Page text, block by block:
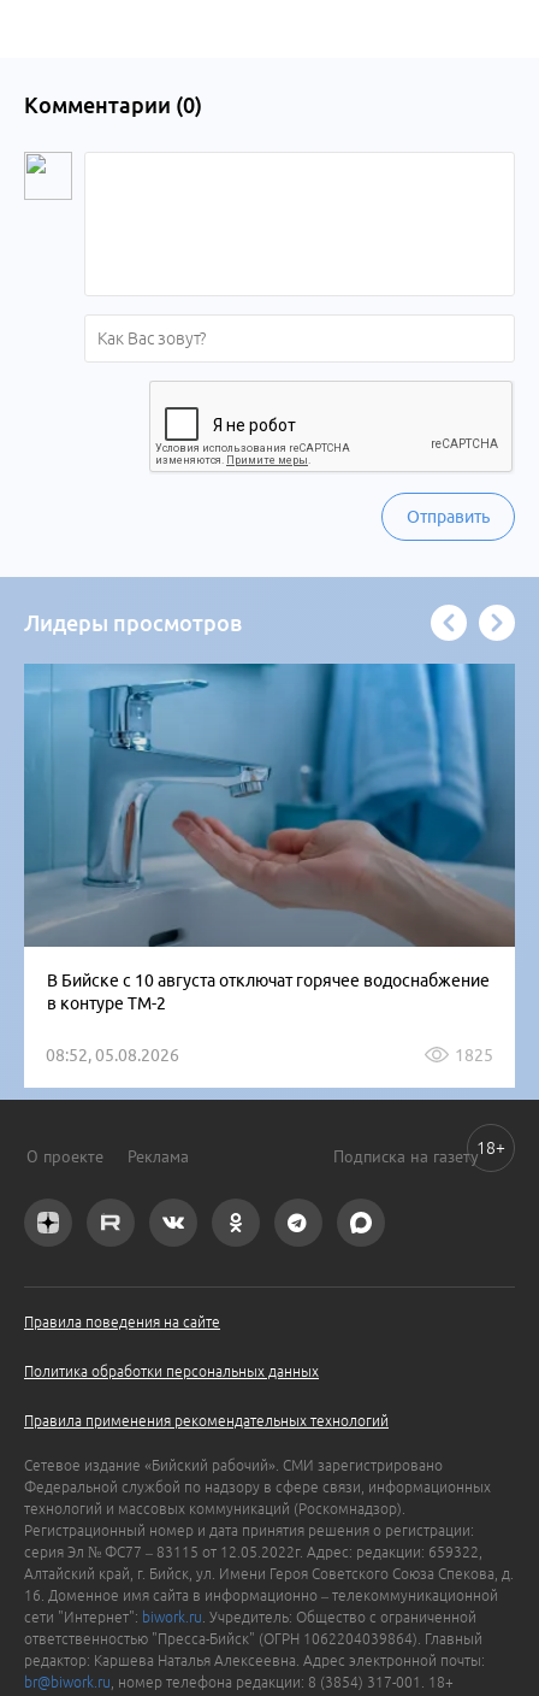
Комментарии (0)
Отправить
Лидеры просмотров
В Бийске с 10 августа отключат горячее водоснабжение
в контуре ТМ-2
08:52, 05.08.2026 1825
О проекте Реклама Подписка на газету
Правила поведения на сайте
Политика обработки персональных данных
Правила применения рекомендательных технологий
Сетевое издание «Бийский рабочий». СМИ зарегистрировано
Федеральной службой по надзору в сфере связи, информационных
технологий и массовых коммуникаций (Роскомнадзор).
Регистрационный номер и дата принятия решения о регистрации:
серия Эл № ФС77 – 83115 от 12.05.2022г. Адрес: редакции: 659322,
Алтайский край, г. Бийск, ул. Имени Героя Советского Союза Спекова, д.
16. Доменное имя сайта в информационно – телекоммуникационной
сети "Интернет": biwork.ru . Учредитель: Общество с ограниченной
ответственностью "Пресса-Бийск" (ОГРН 1062204039864). Главный
редактор: Каршева Наталья Алексеевна. Адрес электронной почты:
br@biwork.ru , номер телефона редакции: 8 (3854) 317-001. 18+
18+